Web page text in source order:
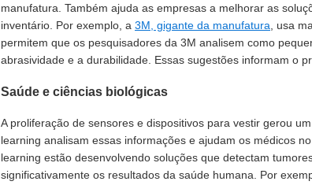
manufatura. Também ajuda as empresas a melhorar as
inventário. Por exemplo, a 3M, gigante da manufatura , usa
permitem que os pesquisadores da 3M analisem como
abrasividade e a durabilidade. Essas sugestões informam o
Saúde e ciências biológicas
A proliferação de sensores e dispositivos para vestir gerou
learning analisam essas informações e ajudam os médicos
learning estão desenvolvendo soluções que detectam
significativamente os resultados da saúde humana. Por